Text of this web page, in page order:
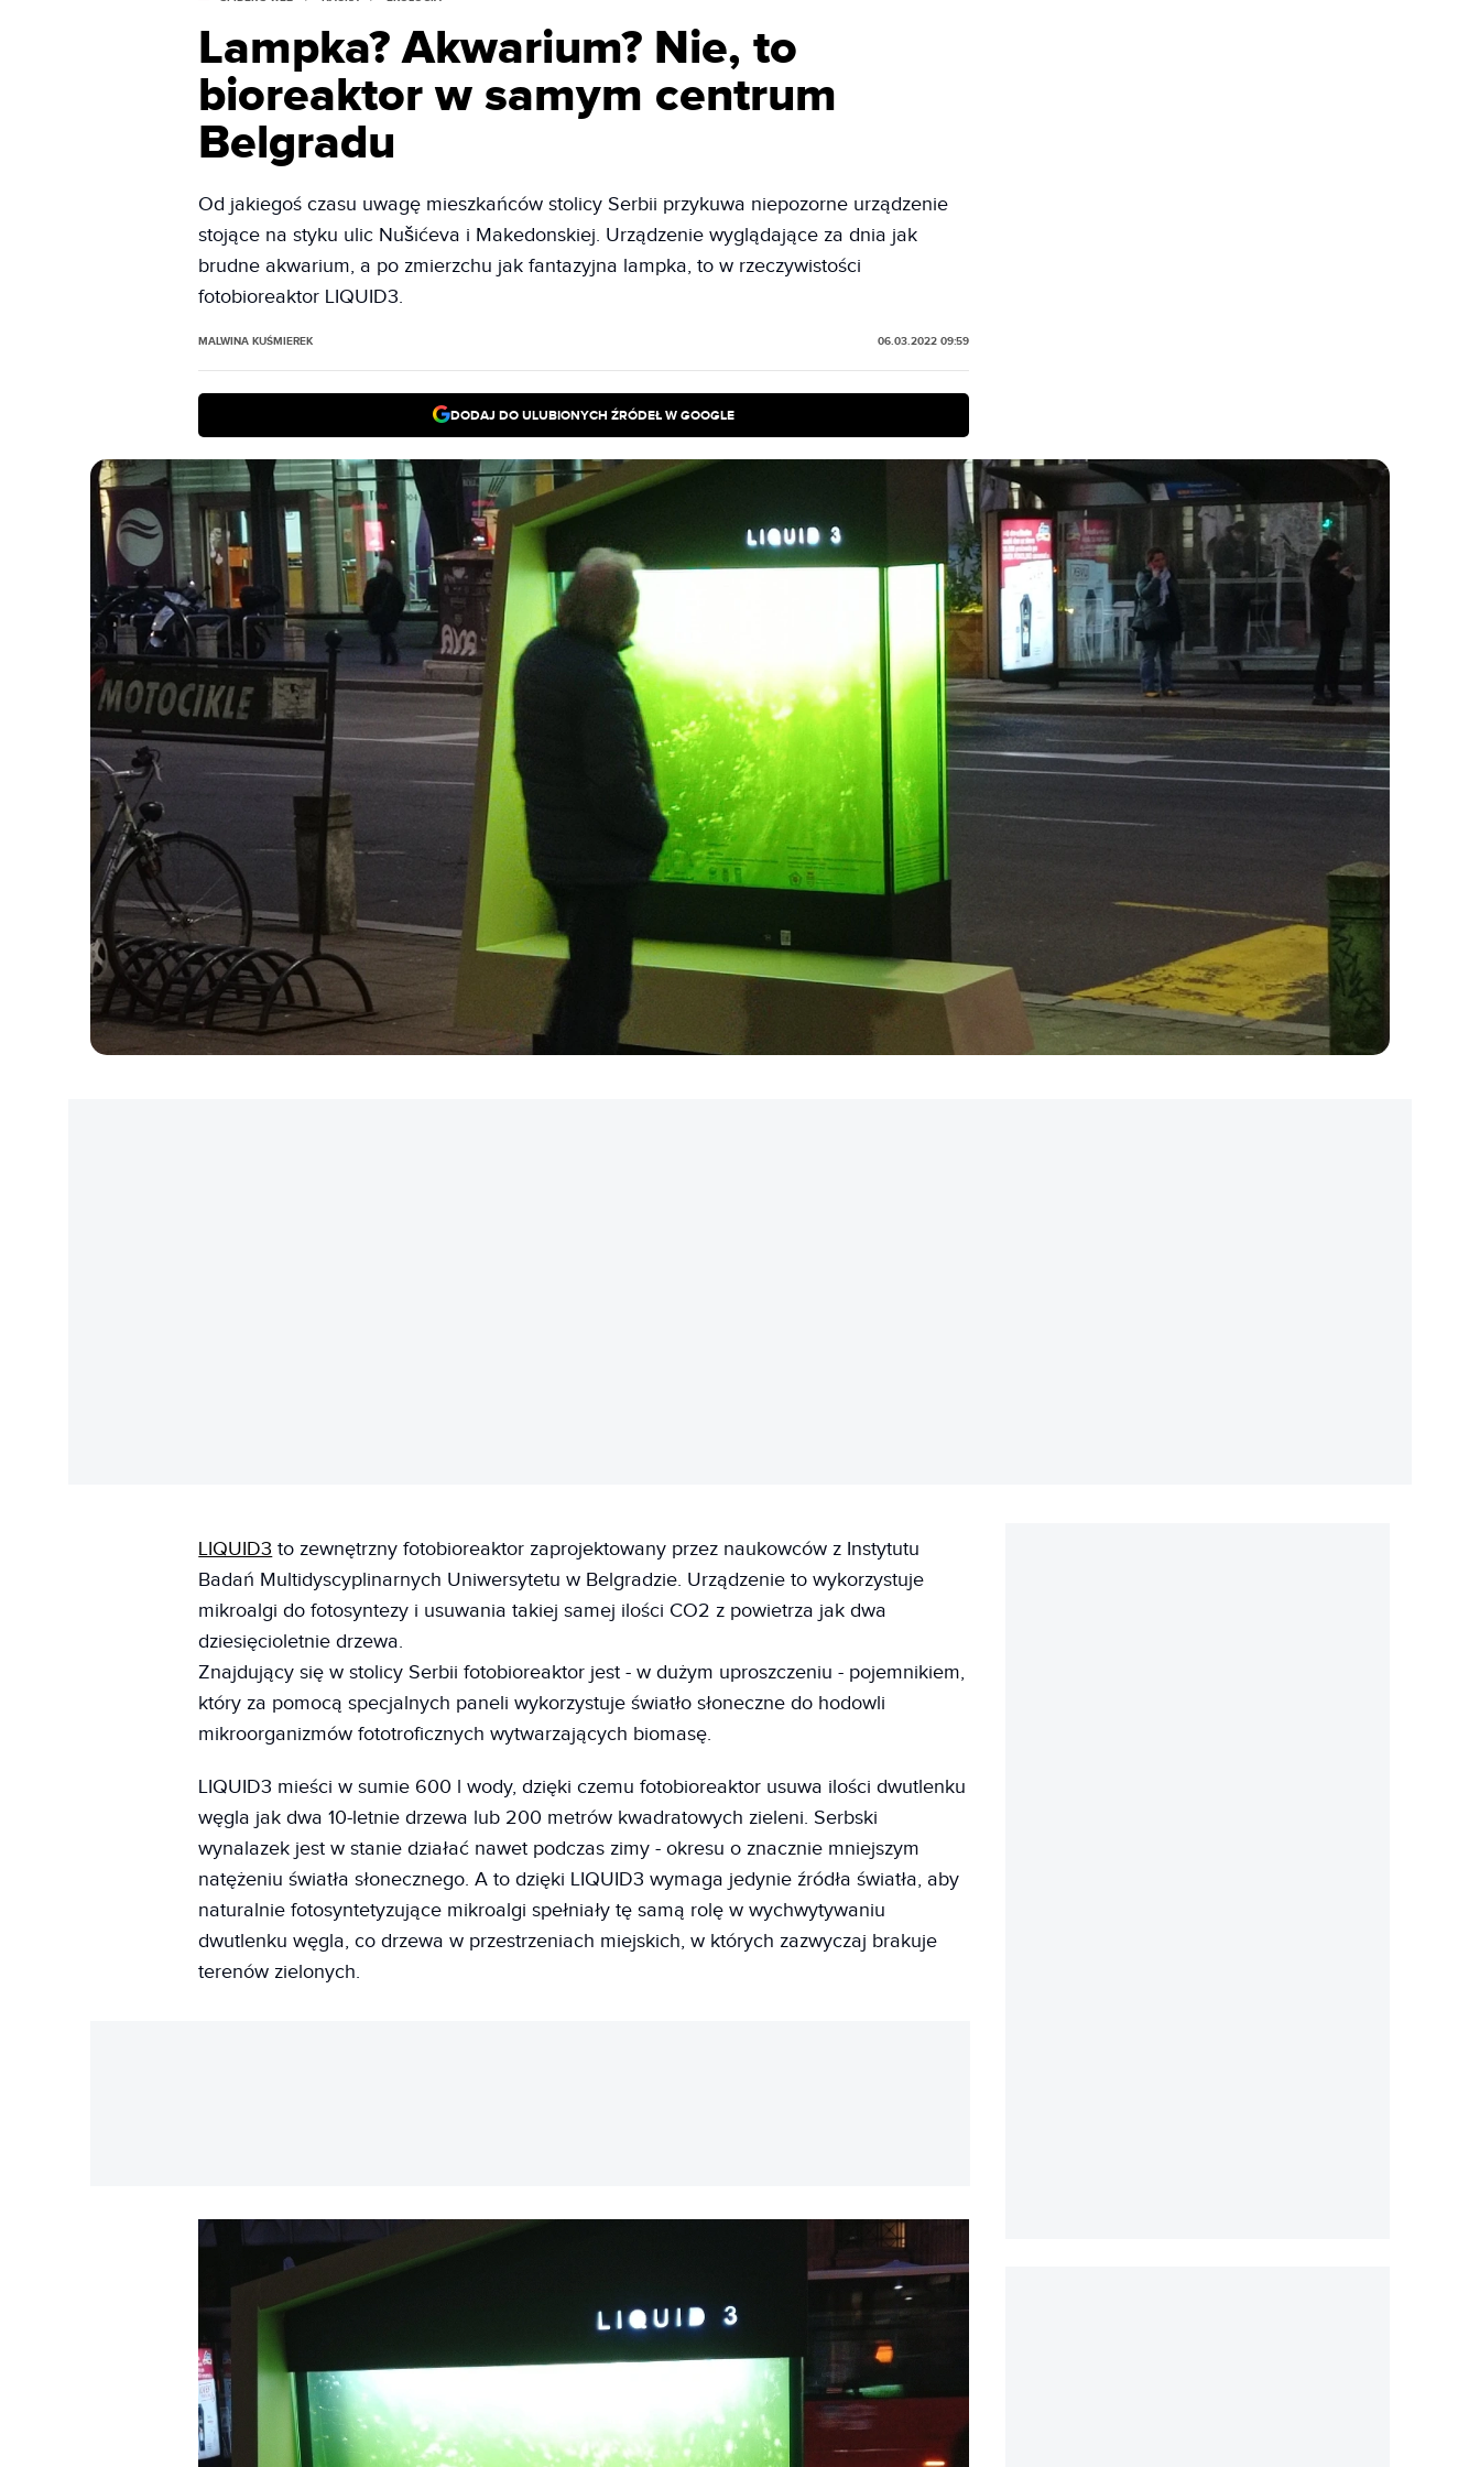
Lampka? Akwarium? Nie, to
bioreaktor w samym centrum
Belgradu
Od jakiegoś czasu uwagę mieszkańców stolicy Serbii przykuwa niepozorne urządzenie
stojące na styku ulic Nušićeva i Makedonskiej. Urządzenie wyglądające za dnia jak
brudne akwarium, a po zmierzchu jak fantazyjna lampka, to w rzeczywistości
fotobioreaktor LIQUID3.
MALWINA KUŚMIEREK 06.03.2022 09:59
DODAJ DO ULUBIONYCH ŹRÓDEŁ W GOOGLE
LIQUID3 to zewnętrzny fotobioreaktor zaprojektowany przez naukowców z Instytutu
Badań Multidyscyplinarnych Uniwersytetu w Belgradzie. Urządzenie to wykorzystuje
mikroalgi do fotosyntezy i usuwania takiej samej ilości CO2 z powietrza jak dwa
dziesięcioletnie drzewa.
Znajdujący się w stolicy Serbii fotobioreaktor jest - w dużym uproszczeniu - pojemnikiem,
który za pomocą specjalnych paneli wykorzystuje światło słoneczne do hodowli
mikroorganizmów fototroficznych wytwarzających biomasę.
LIQUID3 mieści w sumie 600 l wody, dzięki czemu fotobioreaktor usuwa ilości dwutlenku
węgla jak dwa 10-letnie drzewa lub 200 metrów kwadratowych zieleni. Serbski
wynalazek jest w stanie działać nawet podczas zimy - okresu o znacznie mniejszym
natężeniu światła słonecznego. A to dzięki LIQUID3 wymaga jedynie źródła światła, aby
naturalnie fotosyntetyzujące mikroalgi spełniały tę samą rolę w wychwytywaniu
dwutlenku węgla, co drzewa w przestrzeniach miejskich, w których zazwyczaj brakuje
terenów zielonych.